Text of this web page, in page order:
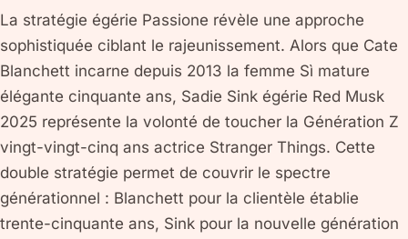
La stratégie égérie Passione révèle une approche
sophistiquée ciblant le rajeunissement. Alors que Cate
Blanchett incarne depuis 2013 la femme Sì mature
élégante cinquante ans, Sadie Sink égérie Red Musk
2025 représente la volonté de toucher la Génération Z
vingt-vingt-cinq ans actrice Stranger Things. Cette
double stratégie permet de couvrir le spectre
générationnel : Blanchett pour la clientèle établie
trente-cinquante ans, Sink pour la nouvelle génération